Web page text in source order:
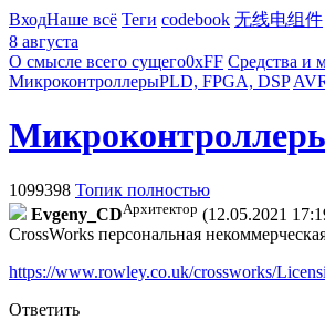
ВходНаше всё Теги codebook 无线电组件
8 августа
О смысле всего сущего0xFF Средства и
МикроконтроллерыPLD, FPGA, DSP
1099398 Топик полностью
Evgeny_CDАрхитектор (12.05.2021
CrossWorks персональная
https://www.rowley.co.uk/crossworks/
Ответить